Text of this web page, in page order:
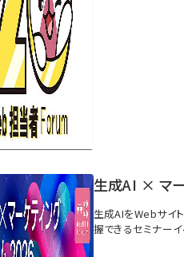
生成AI × マー
生成AIをWebサイ
握できるセミナー